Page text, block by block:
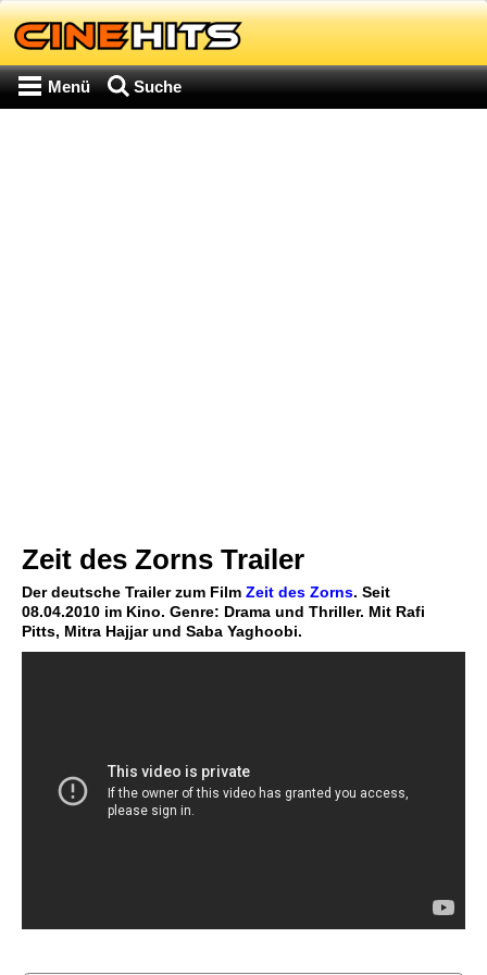
Menü Suche
Zeit des Zorns Trailer
Der deutsche Trailer zum Film Zeit des Zorns. Seit
08.04.2010 im Kino. Genre: Drama und Thriller. Mit Rafi
Pitts, Mitra Hajjar und Saba Yaghoobi.